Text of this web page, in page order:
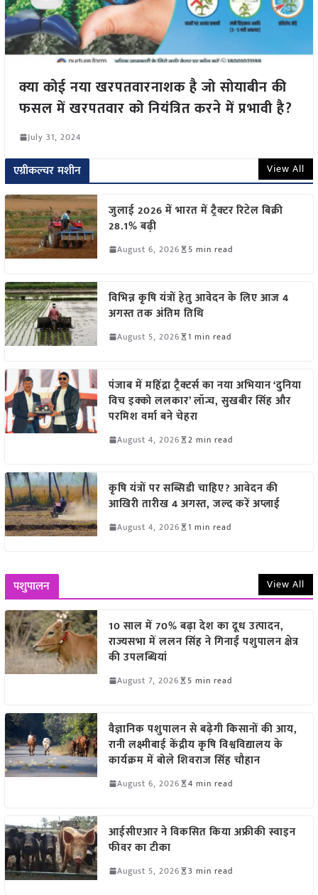
क्या कोई नया खरपतवारनाशक है जो सोयाबीन की
फसल में खरपतवार को नियंत्रित करने में प्रभावी है?
July 31, 2024
एग्रीकल्चर मशीन View All
जुलाई 2026 में भारत में ट्रैक्टर रिटेल बिक्री
28.1% बढ़ी
August 6, 2026 5 min read
विभिन्न कृषि यंत्रों हेतु आवेदन के लिए आज 4
अगस्त तक अंतिम तिथि
August 5, 2026 1 min read
पंजाब में महिंद्रा ट्रैक्टर्स का नया अभियान ‘दुनिया
विच इक्को ललकार’ लॉन्च, सुखबीर सिंह और
परमिश वर्मा बने चेहरा
August 4, 2026 2 min read
कृषि यंत्रों पर सब्सिडी चाहिए? आवेदन की
आखिरी तारीख 4 अगस्त, जल्द करें अप्लाई
August 4, 2026 1 min read
पशुपालन View All
10 साल में 70% बढ़ा देश का दूध उत्पादन,
राज्यसभा में ललन सिंह ने गिनाईं पशुपालन क्षेत्र
की उपलब्धियां
August 7, 2026 5 min read
वैज्ञानिक पशुपालन से बढ़ेगी किसानों की आय,
रानी लक्ष्मीबाई केंद्रीय कृषि विश्वविद्यालय के
कार्यक्रम में बोले शिवराज सिंह चौहान
August 6, 2026 4 min read
आईसीएआर ने विकसित किया अफ्रीकी स्वाइन
फीवर का टीका
August 5, 2026 3 min read